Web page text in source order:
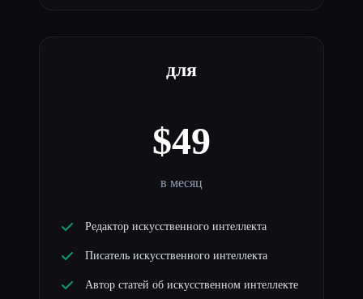
для
$49
в месяц
Редактор искусственного интеллекта
Писатель искусственного интеллекта
Автор статей об искусственном интеллекте